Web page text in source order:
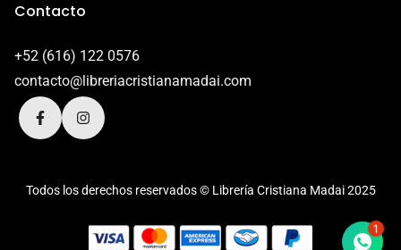
Contacto
+52 (616) 122 0576
contacto@libreriacristianamadai.com
Todos los derechos reservados © Librería Cristiana Madai 2025
1